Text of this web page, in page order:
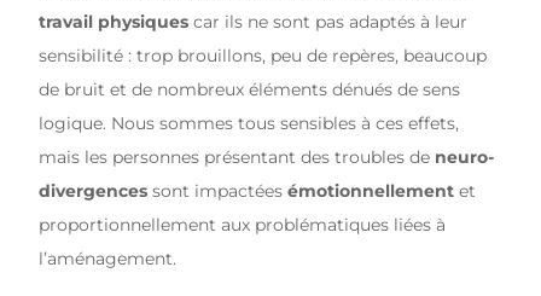
travail physiques car ils ne sont pas adaptés à leur
sensibilité : trop brouillons, peu de repères, beaucoup
de bruit et de nombreux éléments dénués de sens
logique. Nous sommes tous sensibles à ces effets,
mais les personnes présentant des troubles de neuro-
divergences sont impactéesémotionnellement et
proportionnellement aux problématiques liées à
l’aménagement.